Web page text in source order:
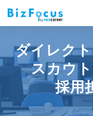
ダイレク
スカウ
採用